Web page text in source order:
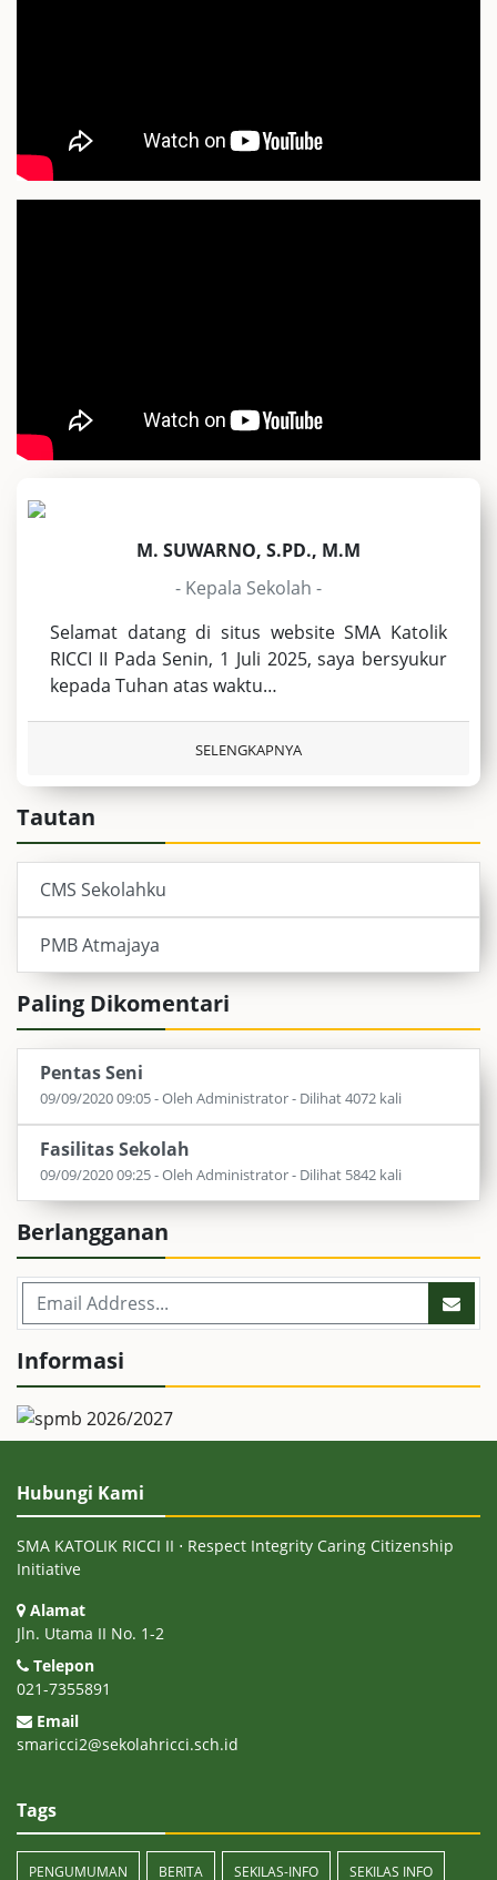
M. SUWARNO, S.PD., M.M
- Kepala Sekolah -
Selamat datang di situs website SMA Katolik
RICCI II Pada Senin, 1 Juli 2025, saya bersyukur
kepada Tuhan atas waktu…
SELENGKAPNYA
Tautan
CMS Sekolahku
PMB Atmajaya
Paling Dikomentari
Pentas Seni
09/09/2020 09:05 - Oleh Administrator - Dilihat 4072 kali
Fasilitas Sekolah
09/09/2020 09:25 - Oleh Administrator - Dilihat 5842 kali
Berlangganan
Informasi
Hubungi Kami
SMA KATOLIK RICCI II ⋅ Respect Integrity Caring Citizenship
Initiative
Alamat
Jln. Utama II No. 1-2
Telepon
021-7355891
Email
smaricci2@sekolahricci.sch.id
Tags
PENGUMUMAN BERITA SEKILAS-INFO SEKILAS INFO